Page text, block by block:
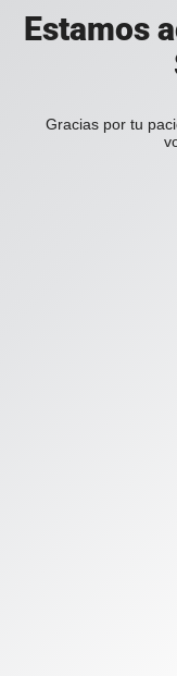
Estamos
Gracias por tu